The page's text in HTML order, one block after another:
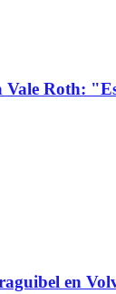
Vale Roth:
en